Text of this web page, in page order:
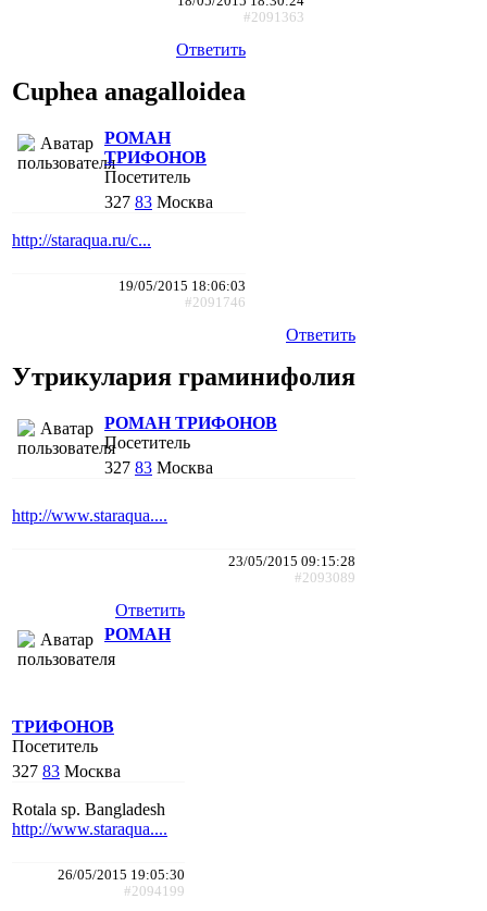
#2091363
Ответить
Cuphea anagalloidea
РОМАН
ТРИФОНОВ
Посетитель
327 83 Москва
http://staraqua.ru/c...
19/05/2015 18:06:03
#2091746
Ответить
Утрикулария граминифолия
РОМАН ТРИФОНОВ
Посетитель
327 83 Москва
http://www.staraqua....
23/05/2015 09:15:28
#2093089
Ответить
РОМАН
ТРИФОНОВ
Посетитель
327 83 Москва
Rotala sp. Bangladesh
http://www.staraqua....
26/05/2015 19:05:30
#2094199